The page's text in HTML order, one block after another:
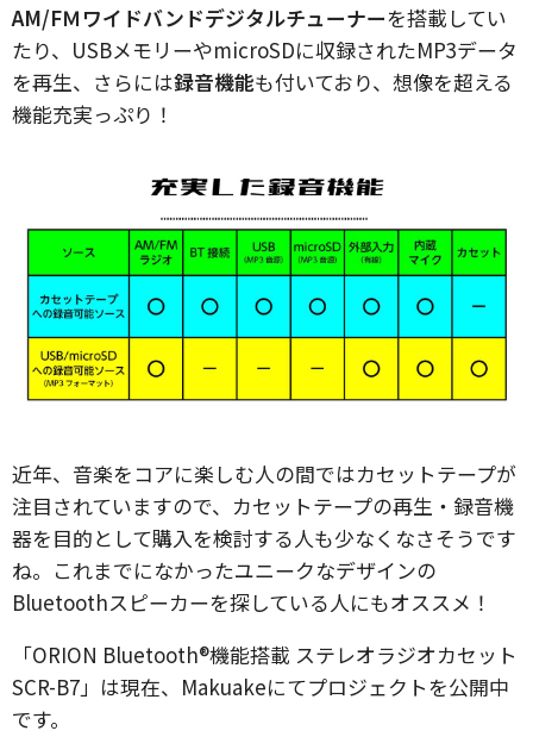
AM/FＭワイドバンドデジタルチューナーを搭載してい
たり、USBメモリーやmicroSDに収録されたMP3データ
を再生、さらには録音機能も付いており、想像を超える
機能充実っぷり！
近年、音楽をコアに楽しむ人の間ではカセットテープが
注目されていますので、カセットテープの再生・録音機
器を目的として購入を検討する人も少なくなさそうです
ね。これまでになかったユニークなデザインの
Bluetoothスピーカーを探している人にもオススメ！
「ORION Bluetooth®機能搭載 ステレオラジオカセット
SCR-B7」は現在、Makuakeにてプロジェクトを公開中
です。